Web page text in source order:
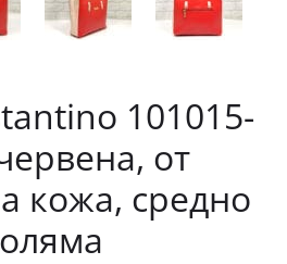
101015-
от
кожа, средно